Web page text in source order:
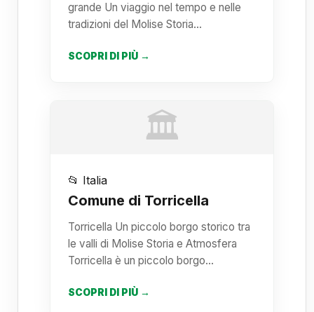
grande Un viaggio nel tempo e nelle
tradizioni del Molise Storia…
SCOPRI DI PIÙ →
🏛️
📂 Italia
Comune di Torricella
Torricella Un piccolo borgo storico tra
le valli di Molise Storia e Atmosfera
Torricella è un piccolo borgo…
SCOPRI DI PIÙ →